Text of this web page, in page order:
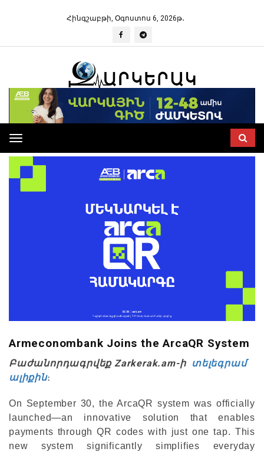
Հինգշաբթի, Օգոստոս 6, 2026թ․
Toggle
navigation
Armeconombank Joins the ArcaQR System
Բաժանորդագրվեք Zarkerak.am-ի տելեգրամ
ալիքին։
On September 30, the ArcaQR system was officially
launched—an innovative solution that enables
payments through QR codes with just one tap. This
new system significantly simplifies everyday